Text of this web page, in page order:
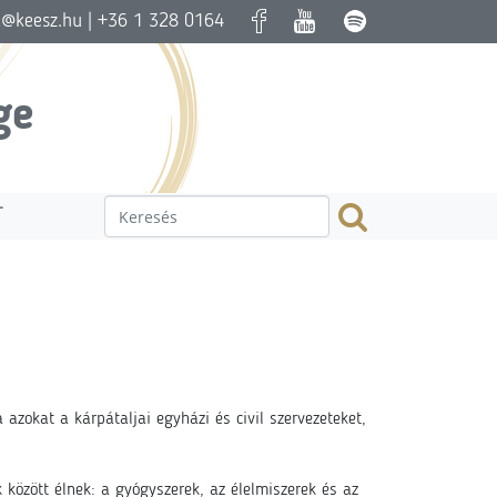
| +36 1 328 0164
azokat a kárpátaljai egyházi és civil szervezeteket,
élnek: a gyógyszerek, az élelmiszerek és az